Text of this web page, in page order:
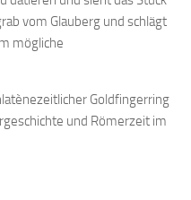
vom Glauberg und schlägt
mögliche
Goldfingerring
und Römerzeit im